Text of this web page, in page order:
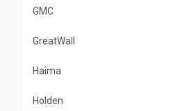
GMC
GreatWall
Haima
Holden